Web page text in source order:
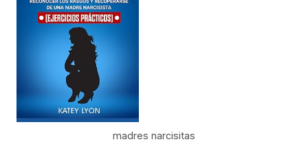
madres narcisitas